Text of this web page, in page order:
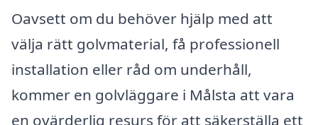
Oavsett om du behöver hjälp med att
välja rätt golvmaterial, få professionell
installation eller råd om underhåll,
kommer en golvläggare i Målsta att vara
en ovärderlig resurs för att säkerställa ett